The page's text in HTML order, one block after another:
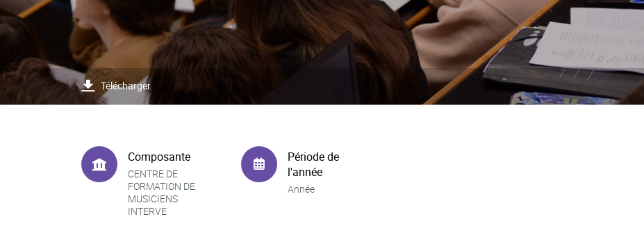
Télécharger
Composante
CENTRE DE
FORMATION DE
MUSICIENS
INTERVE
Période de
l'année
Année